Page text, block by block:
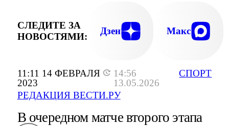
11:11 14 ФЕВРАЛЯ
2023
14:56
13.05.2026
РЕДАКЦИЯ ВЕСТИ.РУ
СПОРТ
СЛЕДИТЕ ЗА
НОВОСТЯМИ:
Дзен Макс
В очередном матче второго этапа